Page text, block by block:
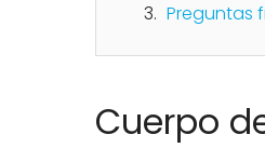
Preguntas
Cuerpo